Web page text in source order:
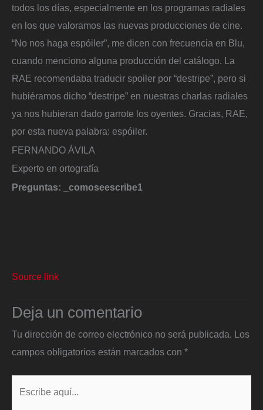
todos los días, especialmente en los programas radiales
en los que valoramos las nuevas producciones de cine.
“No nos haga espóiler”, me dicen con frecuencia en Blu,
cuando menciono alguna producción del catálogo. La
RAE recomendaba traducir spoiler por “destripe”, pero si
hubiéramos dicho “destripe” en nuestras charlas radiales
ya nos hubieran dado garrote los oyentes. Gracias, RAE,
por esta nueva palabra: espóiler.
FERNANDO ÁVILA
Experto en ortografía
Preguntas: _comoseescribe1
Source link
Deja un comentario
Tu dirección de correo electrónico no será publicada. Los
campos obligatorios están marcados con *